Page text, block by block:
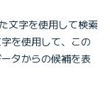
文字を使用して検索
を使用して、この
タからの候補を表